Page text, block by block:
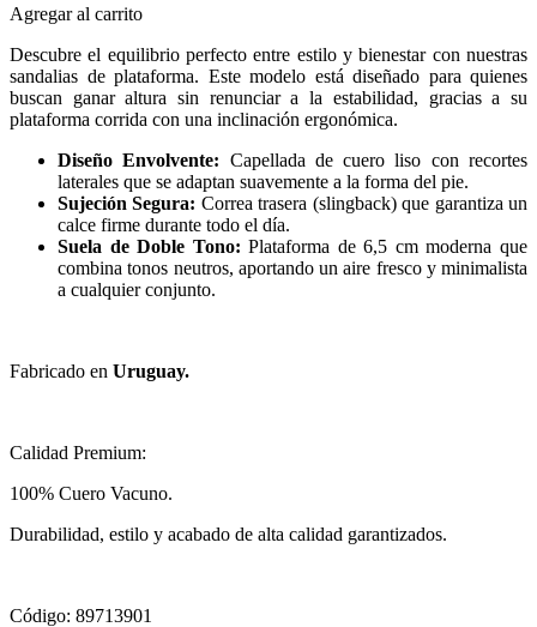
Agregar al carrito
Descubre el equilibrio perfecto entre estilo y bienestar con nuestras
sandalias de plataforma. Este modelo está diseñado para quienes
buscan ganar altura sin renunciar a la estabilidad, gracias a su
plataforma corrida con una inclinación ergonómica.
Diseño Envolvente: Capellada de cuero liso con recortes
laterales que se adaptan suavemente a la forma del pie.
Sujeción Segura: Correa trasera (slingback) que garantiza un
calce firme durante todo el día.
Suela de Doble Tono: Plataforma de 6,5 cm moderna que
combina tonos neutros, aportando un aire fresco y minimalista
a cualquier conjunto.
Fabricado en Uruguay.
Calidad Premium:
100% Cuero Vacuno.
Durabilidad, estilo y acabado de alta calidad garantizados.
Código: 89713901